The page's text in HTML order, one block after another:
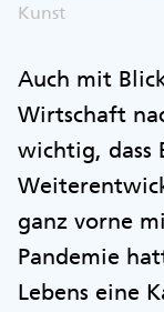
Kunst
Auch mit
Wirtschaft
wichtig, dass
ganz vorne
Pandemie
Lebens eine